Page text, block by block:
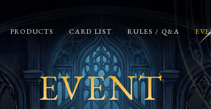
PRODUCTS CARD LIST RULES / Q&A
EVENT